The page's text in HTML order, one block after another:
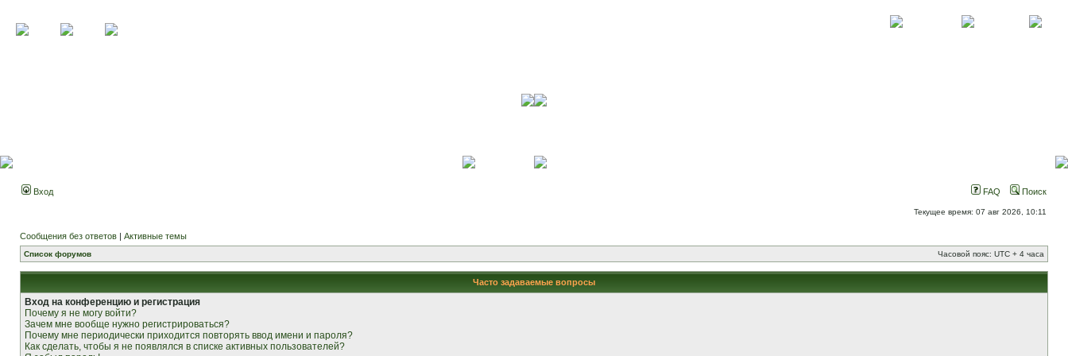
Вход FAQ Поиск
Текущее время: 07 авг 2026, 10:11
Сообщения без ответов | Активные темы
Список форумов Часовой пояс: UTC + 4 часа
Часто задаваемые вопросы
Вход на конференцию и регистрация
Почему я не могу войти?
Зачем мне вообще нужно регистрироваться?
Почему мне периодически приходится повторять ввод имени и пароля?
Как сделать, чтобы я не появлялся в списке активных пользователей?